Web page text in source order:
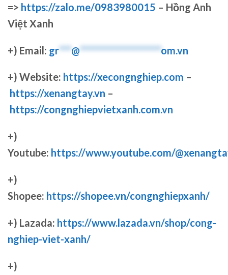
=> https://zalo.me/0983980015 – Hồng Anh
Việt Xanh
+) Email: gr***@********************om.vn
+) Website: https://xecongnghiep.com –
https://xenangtay.vn –
https://congnghiepvietxanh.com.vn
+)
Youtube: https://www.youtube.com/
+)
Shopee: https://shopee.vn/congnghiepxanh/
+) Lazada: https://www.lazada.vn/shop/cong-
nghiep-viet-xanh/
+)